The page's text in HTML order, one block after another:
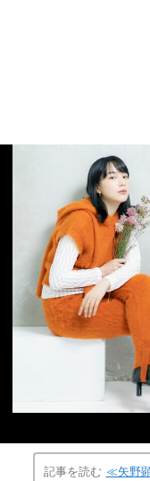
記事を読む ≪矢野